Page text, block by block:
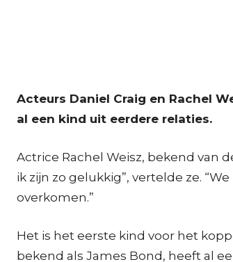
Acteurs Daniel Craig en Rachel
al een kind uit eerdere relaties.
Actrice Rachel Weisz, bekend van
ik zijn zo gelukkig”, vertelde ze.
overkomen.”
Het is het eerste kind voor het
bekend als James Bond, heeft al